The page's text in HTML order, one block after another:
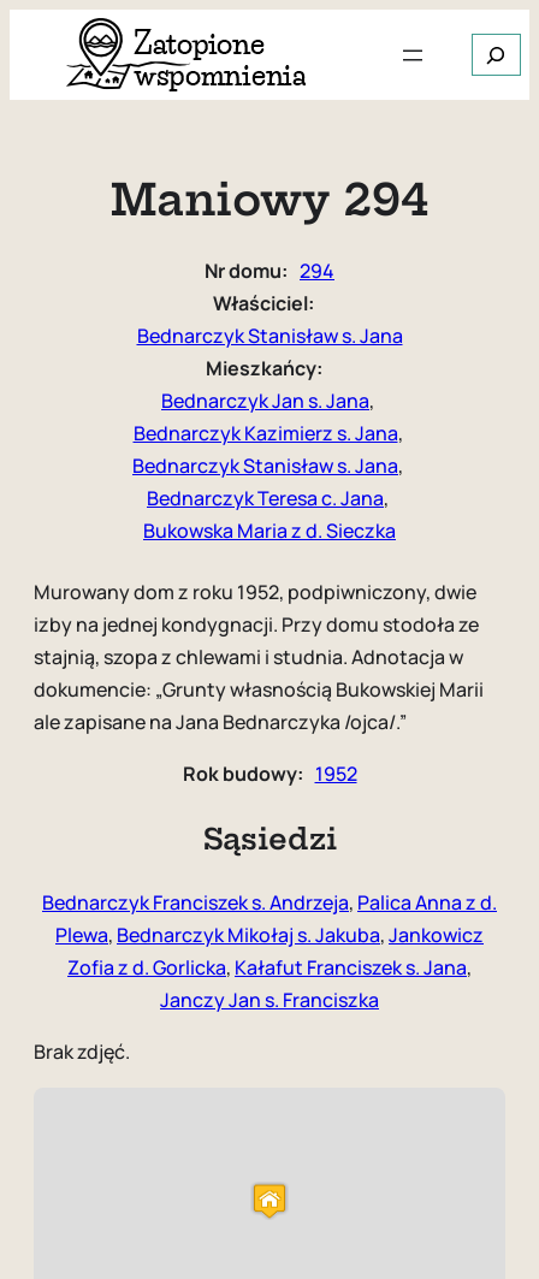
Szukaj
Maniowy 294
Nr domu: 294
Właściciel:
Bednarczyk Stanisław s. Jana
Mieszkańcy:
Bednarczyk Jan s. Jana,
Bednarczyk Kazimierz s. Jana,
Bednarczyk Stanisław s. Jana,
Bednarczyk Teresa c. Jana,
Bukowska Maria z d. Sieczka
Murowany dom z roku 1952, podpiwniczony, dwie
izby na jednej kondygnacji. Przy domu stodoła ze
stajnią, szopa z chlewami i studnia. Adnotacja w
dokumencie: „Grunty własnością Bukowskiej Marii
ale zapisane na Jana Bednarczyka /ojca/.”
Rok budowy: 1952
Sąsiedzi
Bednarczyk Franciszek s. Andrzeja, Palica Anna z d.
Plewa, Bednarczyk Mikołaj s. Jakuba,Jankowicz
Zofia z d. Gorlicka, Kałafut Franciszek s. Jana,
Janczy Jan s. Franciszka
Brak zdjęć.